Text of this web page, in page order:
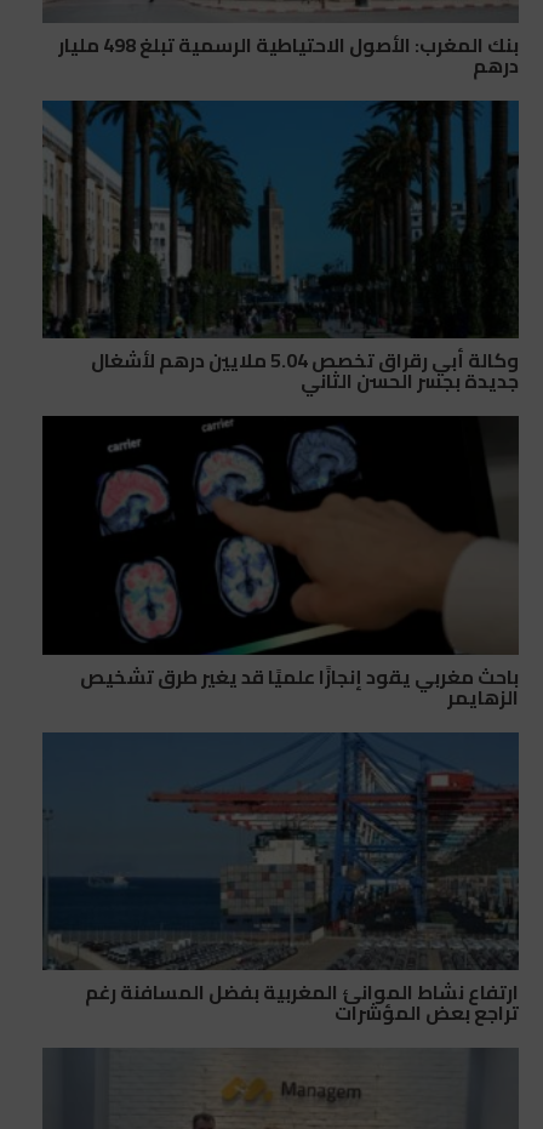
بنك المغرب: الأصول الاحتياطية الرسمية تبلغ 498 مليار
درهم
وكالة أبي رقراق تخصص 5.04 ملايين درهم لأشغال
جديدة بجسر الحسن الثاني
باحث مغربي يقود إنجازًا علميًا قد يغير طرق تشخيص
الزهايمر
ارتفاع نشاط الموانئ المغربية بفضل المسافنة رغم
تراجع بعض المؤشرات